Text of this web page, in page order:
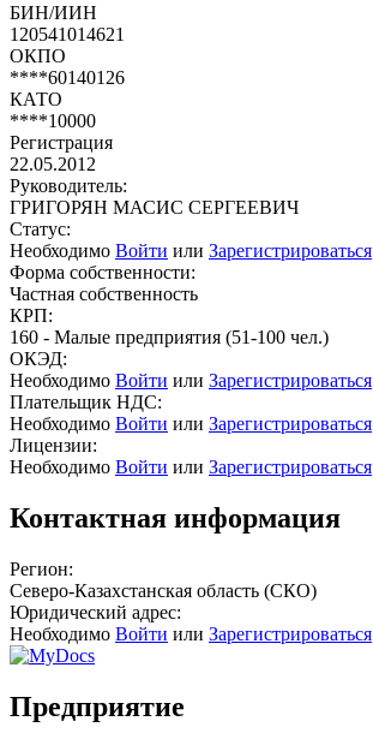
БИН/ИИН
120541014621
ОКПО
****60140126
КАТО
****10000
Регистрация
22.05.2012
Руководитель:
ГРИГОРЯН МАСИС СЕРГЕЕВИЧ
Статус:
Необходимо Войти или Зарегистрироваться
Форма собственности:
Частная собственность
КРП:
160 - Малые предприятия (51-100 чел.)
ОКЭД:
Необходимо Войти или Зарегистрироваться
Плательщик НДС:
Необходимо Войти или Зарегистрироваться
Лицензии:
Необходимо Войти или Зарегистрироваться
Контактная информация
Регион:
Северо-Казахстанская область (СКО)
Юридический адрес:
Необходимо Войти или Зарегистрироваться
Предприятие